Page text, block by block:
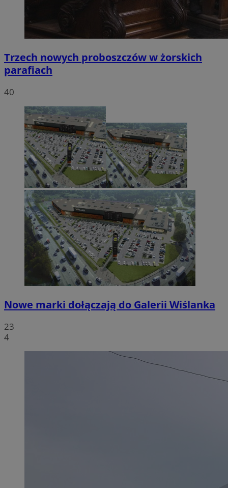
Trzech nowych proboszczów w żorskich
parafiach
40
Nowe marki dołączają do Galerii Wiślanka
23
4